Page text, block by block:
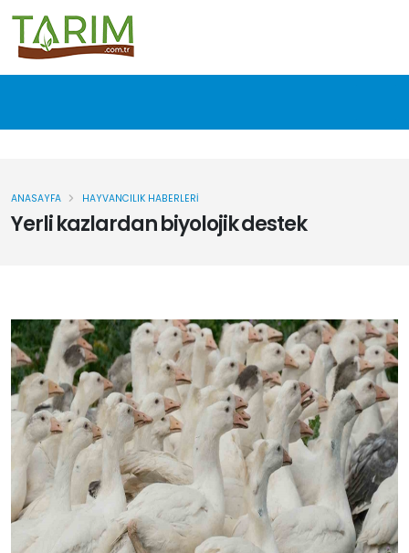
Yerli kazlardan biyolojik destek
ANASAYFA HAYVANCILIK HABERLERI